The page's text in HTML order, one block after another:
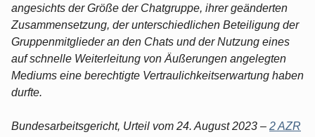
angesichts der Größe der Chatgruppe, ihrer geänderten
Zusammensetzung, der unterschiedlichen Beteiligung der
Gruppenmitglieder an den Chats und der Nutzung eines
auf schnelle Weiterleitung von Äußerungen angelegten
Mediums eine berechtigte Vertraulichkeitserwartung haben
durfte.
Bundesarbeitsgericht, Urteil vom 24. August 2023 – 2 AZR